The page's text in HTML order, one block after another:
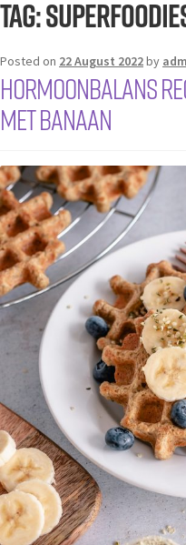
Tag:
Posted on 22 August 2022by
Hormoonbalans
met banaan